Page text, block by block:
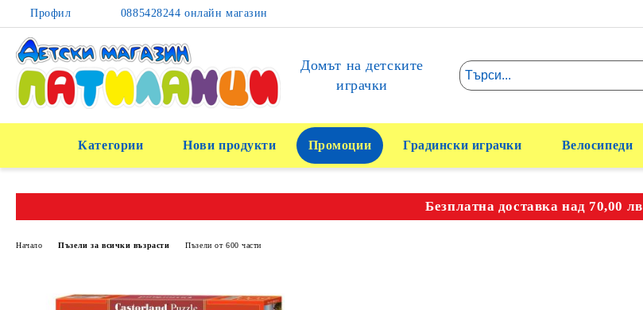
Профил 0885428244 онлайн магазин
Домът на детските
играчки
Категории Нови продукти Промоции Градински играчки Велосипеди
Безплатна доставка над 70,00 лв
Начало Пъзели за всички възрасти Пъзели от 600 части